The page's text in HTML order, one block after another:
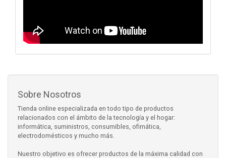
Sobre Nosotros
Tienda online especializada en todo tipo de productos
relacionados con el ámbito de la tecnología y el hogar:
informática, suministros, consumibles, ofimática,
electrodomésticos y mucho más.
Nuestro objetivo es ofrecer productos de la máxima calidad con